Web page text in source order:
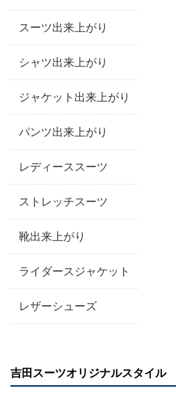
スーツ出来上がり
シャツ出来上がり
ジャケット出来上がり
パンツ出来上がり
レディーススーツ
ストレッチスーツ
靴出来上がり
ライダースジャケット
レザーシューズ
吉田スーツオリジナルスタイル